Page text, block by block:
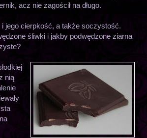
acz nie zagościł na długo.
i jego cierpkość, a także soczystość.
śliwki i jakby podwędzone ziarna
nią